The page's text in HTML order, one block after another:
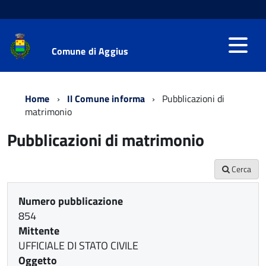
Comune di Aggius
Home Il Comune informa
Pubblicazioni di
matrimonio
Pubblicazioni di matrimonio
Cerca
Numero pubblicazione
854
Mittente
UFFICIALE DI STATO CIVILE
Oggetto